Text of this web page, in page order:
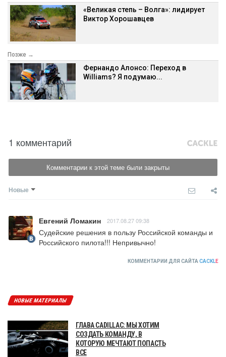
«Великая степь – Волга»: лидирует
Виктор Хорошавцев
Позже →
Фернандо Алонсо: Переход в
Williams? Я подумаю...
1 комментарий
Комментарии к этой теме были закрыты
Новые
Евгений Ломакин 2017.08.27 09:38
Судейские решения в пользу Российской команды и
Российского пилота!!! Непривычно!
КОММЕНТАРИИ ДЛЯ САЙТА CACKLE
НОВЫЕ МАТЕРИАЛЫ
ГЛАВА CADILLAC: МЫ ХОТИМ
СОЗДАТЬ КОМАНДУ, В
КОТОРУЮ МЕЧТАЮТ ПОПАСТЬ
ВСЕ